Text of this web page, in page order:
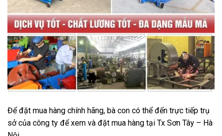
Để đặt mua hàng chính hãng, bà con có thể đến trực tiếp trụ
sở của công ty để xem và đặt mua hàng tại Tx Sơn Tây – Hà